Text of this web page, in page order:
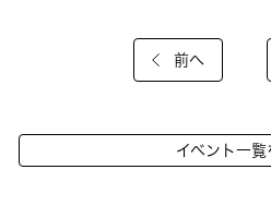
前へ
イベント一覧